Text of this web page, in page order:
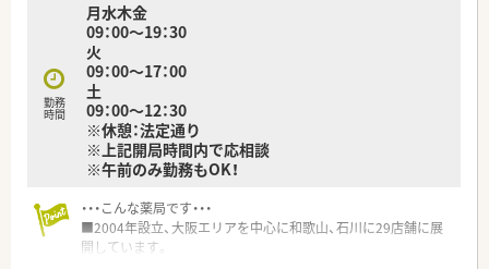
勤務
時間
月水木金
09：00～19：30
火
09：00～17：00
土
09：00～12：30
※休憩：法定通り
※上記開局時間内で応相談
※午前のみ勤務もOK！
・・・こんな薬局です・・・
■2004年設立、大阪エリアを中心に和歌山、石川に29店舗に展
開しています。